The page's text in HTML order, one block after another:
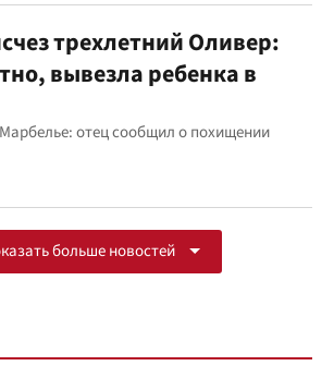
трехлетний Оливер:
вывезла ребенка в
отец сообщил о похищении
больше новостей